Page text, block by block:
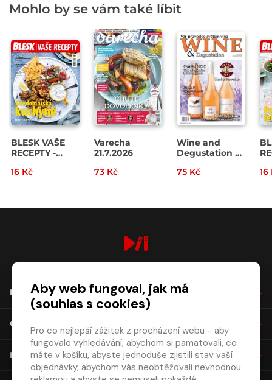
Mohlo by se vám také líbit
BLESK VAŠE
RECEPTY -
16 Kč
Varecha
21.7.2026
73 Kč
Wine and
Degustation 7-
75 Kč 16
NÁKUP
O SPOLEČNOSTI
KONTAKT
Aby web fungoval, jak má
(souhlas s cookies)
Pro co nejlepší zážitek z procházení webu - aby
fungovalo vyhledávání, abychom si pamatovali, co
máte v košíku, abyste jednoduše zjistili stav vaší
objednávky, abychom vás neobtěžovali nevhodnou